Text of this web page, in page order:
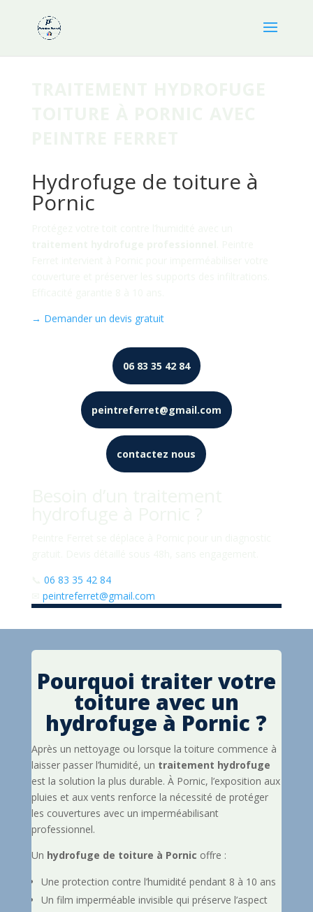
Hydrofuge de toiture à
Pornic
→ Demander un devis gratuit
06 83 35 42 84
peintreferret@gmail.com
contactez nous
06 83 35 42 84
peintreferret@gmail.com
Pourquoi traiter votre
toiture avec un
hydrofuge à Pornic ?
Après un nettoyage ou lorsque la toiture commence à
laisser passer l’humidité, un traitement hydrofuge
est la solution la plus durable. À Pornic, l’exposition aux
pluies et aux vents renforce la nécessité de protéger
les couvertures avec un imperméabilisant
professionnel.
Un hydrofuge de toiture à Pornic offre :
Une protection contre l’humidité pendant 8 à 10 ans
Un film imperméable invisible qui préserve l’aspect